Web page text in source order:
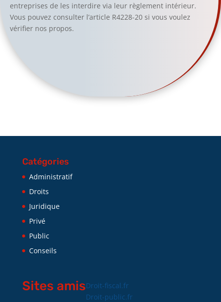
entreprises de les interdire via leur règlement intérieur.
Vous pouvez consulter l’article R4228-20 si vous voulez
vérifier nos propos.
Catégories
Administratif
Droits
Juridique
Privé
Public
Conseils
Sites amisDroit-fiscal.fr
Droit-public.fr